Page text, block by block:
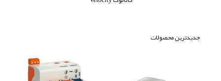
جدیدترین محصولات